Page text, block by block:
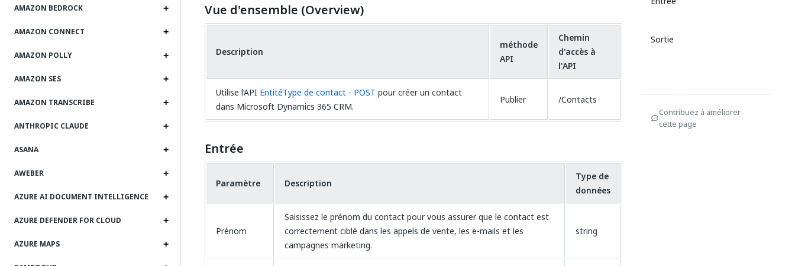
AMAZON BEDROCK
AMAZON CONNECT
AMAZON POLLY
AMAZON SES
AMAZON TRANSCRIBE
ANTHROPIC CLAUDE
ASANA
AWEBER
AZURE AI DOCUMENT INTELLIGENCE
AZURE DEFENDER FOR CLOUD
AZURE MAPS
Vue d'ensemble (Overview)
Description
méthode
API
Chemin
d'accès à
l'API
Utilise l’API EntitéType de contact - POST pour créer un contact
dans Microsoft Dynamics 365 CRM.
Publier /Contacts
Entrée
Paramètre Description
Type de
données
Prénom
Saisissez le prénom du contact pour vous assurer que le contact est
correctement ciblé dans les appels de vente, les e-mails et les
campagnes marketing.
string
Sortie
Contribuez à améliorer
cette page